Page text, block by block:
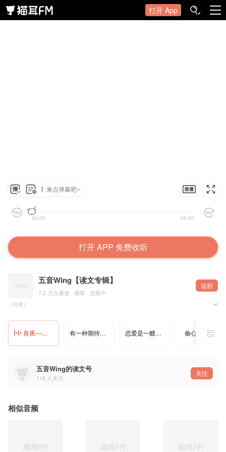
打开 App
来点弹幕吧~
00:00 00:00
打开 APP 免费收听
五音Wing【读文专辑】
7.2 万次播放 · 播客 · 连载中
追剧
《良夜》
我最甜的美梦
在我要进入
若然梦只有一个
我宁愿永远沉睡
良夜—浮岛 有一种期待—浮岛 恋爱是一艘船—浮岛 偷心—浮岛
五音Wing的读文号
118 人关注
关注
相似音频